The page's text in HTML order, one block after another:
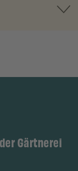
Gärtnerei